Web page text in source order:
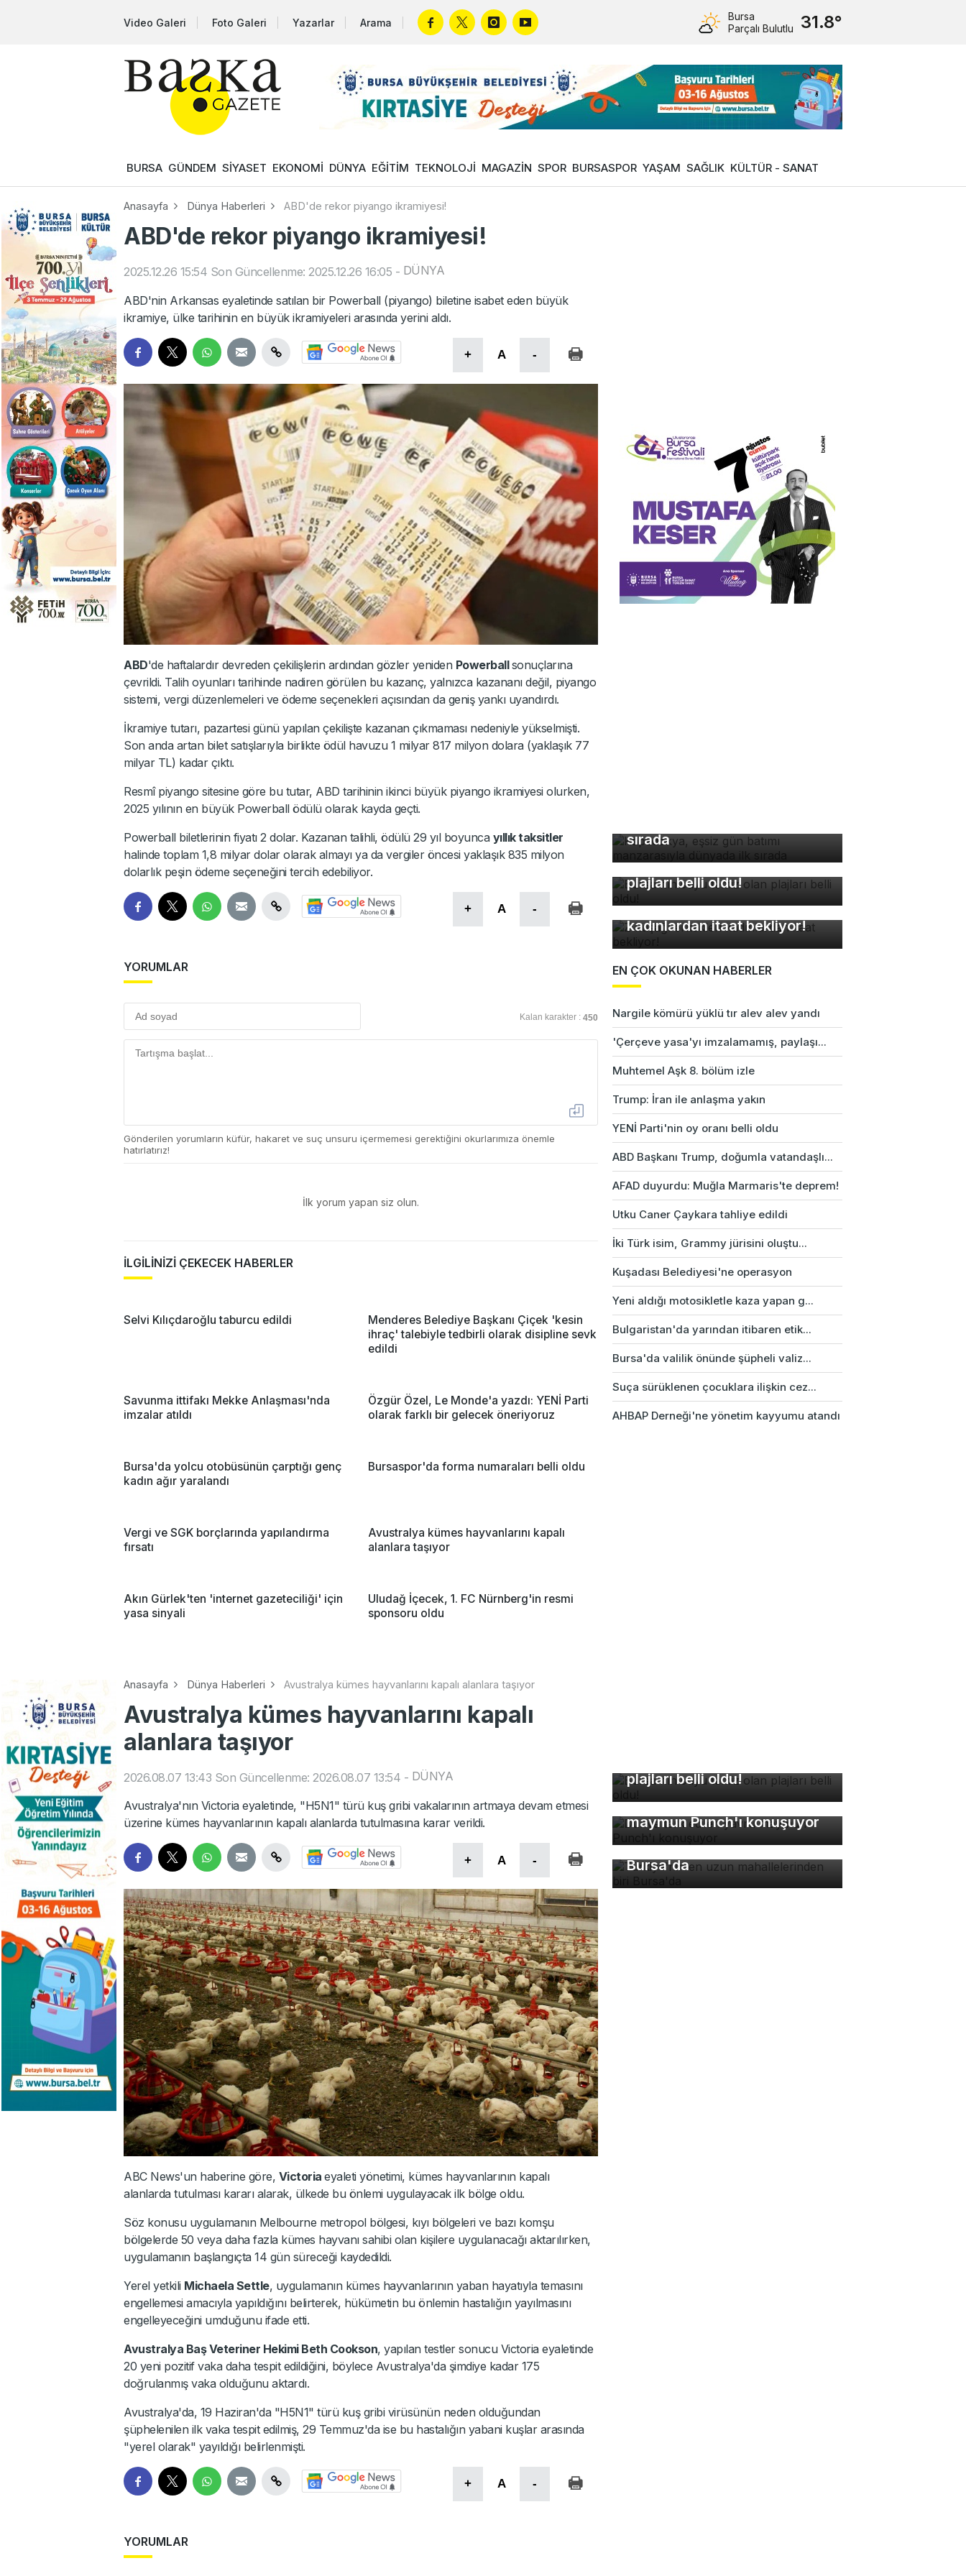
Video Galeri Foto Galeri Yazarlar Arama
Bursa
Parçalı Bulutlu
31.8°
BURSA GÜNDEM SİYASET EKONOMİ DÜNYA EĞİTİM TEKNOLOJİ MAGAZİN SPOR BURSASPOR YAŞAM SAĞLIK KÜLTÜR - SANAT
Anasayfa Dünya Haberleri ABD'de rekor piyango ikramiyesi!
ABD'de rekor piyango ikramiyesi!
2025.12.26 15:54 Son Güncellenme: 2025.12.26 16:05 - DÜNYA
ABD'nin Arkansas eyaletinde satılan bir Powerball (piyango) biletine isabet eden büyük
ikramiye, ülke tarihinin en büyük ikramiyeleri arasında yerini aldı.
+ A -
ABD'de haftalardır devreden çekilişlerin ardından gözler yeniden Powerballsonuçlarına
çevrildi. Talih oyunları tarihinde nadiren görülen bu kazanç, yalnızca kazananı değil, piyango
sistemi, vergi düzenlemeleri ve ödeme seçenekleri açısından da geniş yankı uyandırdı.
İkramiye tutarı, pazartesi günü yapılan çekilişte kazanan çıkmaması nedeniyle yükselmişti.
Son anda artan bilet satışlarıyla birlikte ödül havuzu 1 milyar 817 milyon dolara (yaklaşık 77
milyar TL) kadar çıktı.
Resmî piyango sitesine göre bu tutar, ABD tarihinin ikinci büyük piyango ikramiyesi olurken,
2025 yılının en büyük Powerball ödülü olarak kayda geçti.
Powerball biletlerinin fiyatı 2 dolar. Kazanan talihli, ödülü 29 yıl boyunca yıllık taksitler
halinde toplam 1,8 milyar dolar olarak almayı ya da vergiler öncesi yaklaşık 835 milyon
dolarlık peşin ödeme seçeneğini tercih edebiliyor.
+ A -
YORUMLAR
Kalan karakter : 450
Gönderilen yorumların küfür, hakaret ve suç unsuru içermemesi gerektiğini okurlarımıza önemle
hatırlatırız!
İlk yorum yapan siz olun.
İLGİLİNİZİ ÇEKECEK HABERLER
Selvi Kılıçdaroğlu taburcu edildi
Menderes Belediye Başkanı Çiçek 'kesin
ihraç' talebiyle tedbirli olarak disipline sevk
edildi
Savunma ittifakı Mekke Anlaşması'nda
imzalar atıldı
Özgür Özel, Le Monde'a yazdı: YENİ Parti
olarak farklı bir gelecek öneriyoruz
Bursa'da yolcu otobüsünün çarptığı genç
kadın ağır yaralandı
Bursaspor'da forma numaraları belli oldu
Vergi ve SGK borçlarında yapılandırma
fırsatı
Avustralya kümes hayvanlarını kapalı
alanlara taşıyor
Akın Gürlek'ten 'internet gazeteciliği' için
yasa sinyali
Uludağ İçecek, 1. FC Nürnberg'in resmi
sponsoru oldu
sırada
Bursa'nın suyu temiz olan
plajları belli oldu!
Z kuşağı erkekleri
kadınlardan itaat bekliyor!
EN ÇOK OKUNAN HABERLER
Nargile kömürü yüklü tır alev alev yandı
'Çerçeve yasa'yı imzalamamış, paylaşı...
Muhtemel Aşk 8. bölüm izle
Trump: İran ile anlaşma yakın
YENİ Parti'nin oy oranı belli oldu
ABD Başkanı Trump, doğumla vatandaşlı...
AFAD duyurdu: Muğla Marmaris'te deprem!
Utku Caner Çaykara tahliye edildi
İki Türk isim, Grammy jürisini oluştu...
Kuşadası Belediyesi'ne operasyon
Yeni aldığı motosikletle kaza yapan g...
Bulgaristan'da yarından itibaren etik...
Bursa'da valilik önünde şüpheli valiz...
Suça sürüklenen çocuklara ilişkin cez...
AHBAP Derneği'ne yönetim kayyumu atandı
Anasayfa Dünya Haberleri Avustralya kümes hayvanlarını kapalı alanlara taşıyor
Avustralya kümes hayvanlarını kapalı
alanlara taşıyor
2026.08.07 13:43 Son Güncellenme: 2026.08.07 13:54 - DÜNYA
Avustralya'nın Victoria eyaletinde, "H5N1" türü kuş gribi vakalarının artmaya devam etmesi
üzerine kümes hayvanlarının kapalı alanlarda tutulmasına karar verildi.
+ A -
ABC News'un haberine göre, Victoria eyaleti yönetimi, kümes hayvanlarının kapalı
alanlarda tutulması kararı alarak, ülkede bu önlemi uygulayacak ilk bölge oldu.
Söz konusu uygulamanın Melbourne metropol bölgesi, kıyı bölgeleri ve bazı komşu
bölgelerde 50 veya daha fazla kümes hayvanı sahibi olan kişilere uygulanacağı aktarılırken,
uygulamanın başlangıçta 14 gün süreceği kaydedildi.
Yerel yetkili Michaela Settle, uygulamanın kümes hayvanlarının yaban hayatıyla temasını
engellemesi amacıyla yapıldığını belirterek, hükümetin bu önlemin hastalığın yayılmasını
engelleyeceğini umduğunu ifade etti.
Avustralya Baş Veteriner Hekimi Beth Cookson, yapılan testler sonucu Victoria eyaletinde
20 yeni pozitif vaka daha tespit edildiğini, böylece Avustralya'da şimdiye kadar 175
doğrulanmış vaka olduğunu aktardı.
Avustralya'da, 19 Haziran'da "H5N1" türü kuş gribi virüsünün neden olduğundan
şüphelenilen ilk vaka tespit edilmiş, 29 Temmuz'da ise bu hastalığın yabani kuşlar arasında
"yerel olarak" yayıldığı belirlenmişti.
+ A -
YORUMLAR
plajları belli oldu!
Dünya terk edilen yavru
maymun Punch'ı konuşuyor
Türkiye'nin en uzun
mahallelerinden biri
Bursa'da